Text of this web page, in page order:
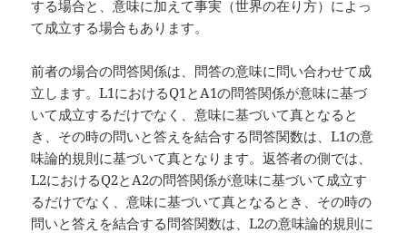
する場合と、意味に加えて事実（世界の在り方）によっ
て成立する場合もあります。
前者の場合の問答関係は、問答の意味に問い合わせて成
立します。L1におけるQ1とA1の問答関係が意味に基づ
いて成立するだけでなく、意味に基づいて真となると
き、その時の問いと答えを結合する問答関数は、L1の意
味論的規則に基づいて真となります。返答者の側では、
L2におけるQ2とA2の問答関係が意味に基づいて成立す
るだけでなく、意味に基づいて真となるとき、その時の
問いと答えを結合する問答関数は、L2の意味論的規則に